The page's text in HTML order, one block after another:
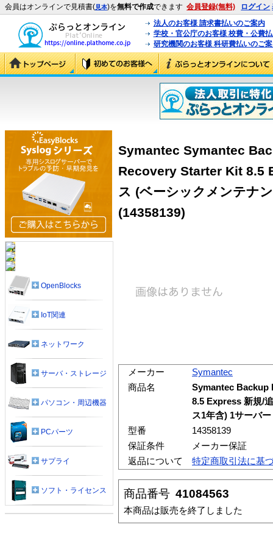
会員はオンラインで見積書(見本)を無料で作成できます 会員登録(無料) ログイン
法人のお客様 請求書払いのご案内
学校・官公庁のお客様 校費・公費
研究機関のお客様 科研費払いのご
Symantec Symantec
Recovery Starter Kit 8.5
ス (ベーシックメンテナ
(14358139)
メーカー
Symantec
商品名
Symantec Backup
8.5 Express 新規/
ス1年含) 1サーバー
型番
14358139
保証条件
メーカー保証
返品について
特定商取引法に基
商品番号 41084563
本商品は販売を終了しました
OpenBlocks
IoT関連
ネットワーク
サーバ・ストレージ
パソコン・周辺機器
PCパーツ
サプライ
ソフト・ライセンス